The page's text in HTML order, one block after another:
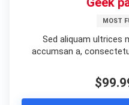
MOST
Sed aliquam ultrices
accumsan a,